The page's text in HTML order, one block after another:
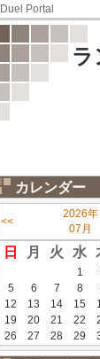
Duel Portal
ラ
カレンダー
<<
2026年
07月
日 月 火 水
1
5
6 7 8
12
13 14 15
19
20 21 22
26
27 28 29